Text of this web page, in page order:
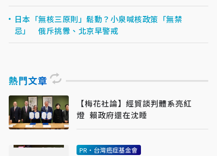
日本「無核三原則」鬆動？小泉喊核政策「無禁
忌」 俄斥挑釁、北京早警戒
熱門文章
【梅花社論】經貿談判體系亮紅
燈 賴政府還在沈睡
PR・台灣癌症基金會